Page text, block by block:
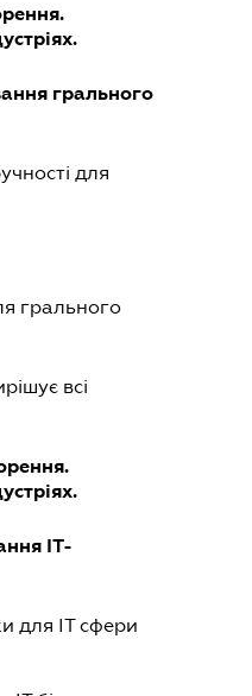
грального
для
грального
всі
ІТ-
для ІТ сфери